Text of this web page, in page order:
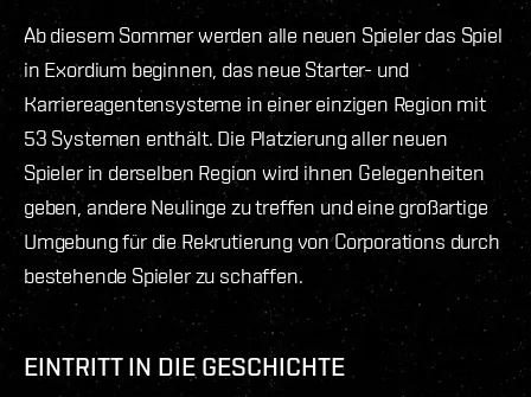
Ab diesem Sommer werden alle neuen Spieler das Spiel
in Exordium beginnen, das neue Starter- und
Karriereagentensysteme in einer einzigen Region mit
53 Systemen enthält. Die Platzierung aller neuen
Spieler in derselben Region wird ihnen Gelegenheiten
geben, andere Neulinge zu treffen und eine großartige
Umgebung für die Rekrutierung von Corporations durch
bestehende Spieler zu schaffen.
EINTRITT IN DIE GESCHICHTE